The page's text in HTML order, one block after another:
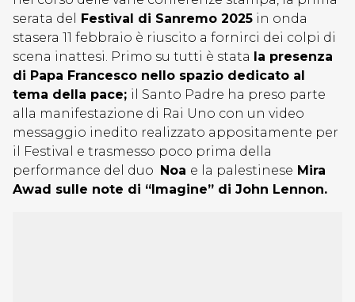
serata del
Festival di Sanremo 2025 in onda
stasera 11 febbraio è riuscito a fornirci dei colpi di
scena inattesi. Primo su tutti è stata la presenza
di Papa Francesco nello spazio dedicato al
tema della pace; il Santo Padre ha preso parte
alla manifestazione di Rai Uno con un video
messaggio inedito realizzato appositamente per
il Festival e trasmesso poco prima della
performance del duo Noa e la palestinese Mira
Awad sulle note di “Imagine” di John Lennon.